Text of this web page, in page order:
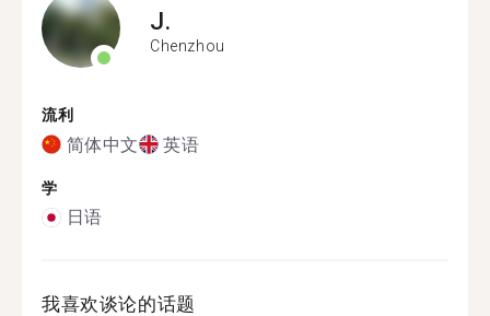
J.
Chenzhou
流利
简体中文 英语
学
日语
我喜欢谈论的话题